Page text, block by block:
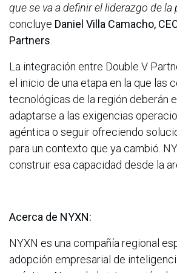
que se va a definir el liderazgo de la
concluye Daniel Villa Camacho,
Partners
La integración entre Double V
el inicio de una etapa en la que las
tecnológicas de la región deberán
adaptarse a las exigencias
agéntica o seguir ofreciendo
para un contexto que ya cambió.
construir esa capacidad desde la
Acerca de NYXN:
NYXN es una compañía regional
adopción empresarial de